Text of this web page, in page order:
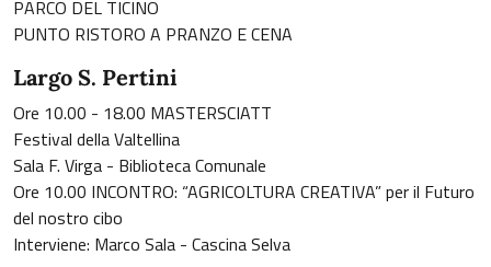
PARCO DEL TICINO
PUNTO RISTORO A PRANZO E CENA
Largo S. Pertini
Ore 10.00 - 18.00 MASTERSCIATT
Festival della Valtellina
Sala F. Virga - Biblioteca Comunale
Ore 10.00 INCONTRO: “AGRICOLTURA CREATIVA” per il Futuro
del nostro cibo
Interviene: Marco Sala - Cascina Selva